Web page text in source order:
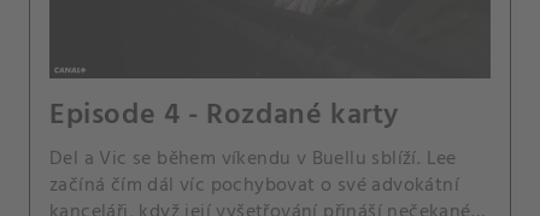
Episode 4 - Rozdané karty
Del a Vic se během víkendu v Buellu sblíží. Lee
začíná čím dál víc pochybovat o své advokátní